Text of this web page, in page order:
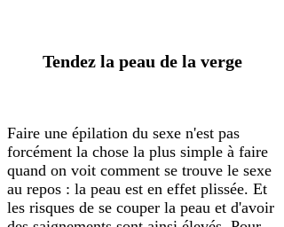
Tendez la peau de la verge
Faire une épilation du sexe n'est pas
forcément la chose la plus simple à faire
quand on voit comment se trouve le sexe
au repos : la peau est en effet plissée. Et
les risques de se couper la peau et d'avoir